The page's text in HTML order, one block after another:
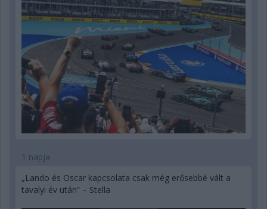
1 napja
„Lando és Oscar kapcsolata csak még erősebbé vált a
tavalyi év után” – Stella